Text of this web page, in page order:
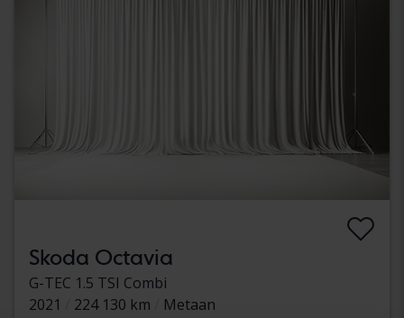
Skoda Octavia
G-TEC 1.5 TSI Combi
2021
224 130 km
Metaan